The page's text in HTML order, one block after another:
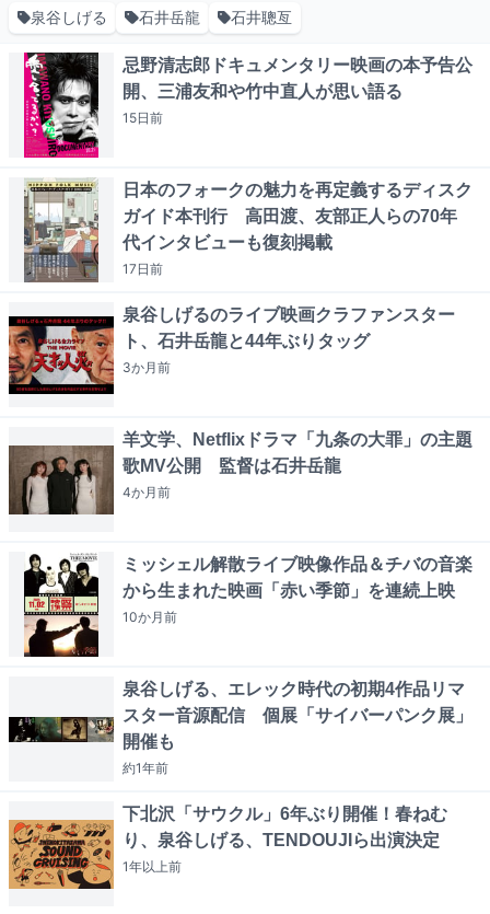
泉谷しげる 石井岳龍 石井聰亙
忌野清志郎ドキュメンタリー映画の本予告公
開、三浦友和や竹中直人が思い語る
15日前
日本のフォークの魅力を再定義するディスク
ガイド本刊行 高田渡、友部正人らの70年
代インタビューも復刻掲載
17日前
泉谷しげるのライブ映画クラファンスター
ト、石井岳龍と44年ぶりタッグ
3か月前
羊文学、Netflixドラマ「九条の大罪」の主題
歌MV公開 監督は石井岳龍
4か月前
ミッシェル解散ライブ映像作品＆チバの音楽
から生まれた映画「赤い季節」を連続上映
10か月前
泉谷しげる、エレック時代の初期4作品リマ
スター音源配信 個展「サイバーパンク展」
開催も
約1年前
下北沢「サウクル」6年ぶり開催！春ねむ
り、泉谷しげる、TENDOUJIら出演決定
1年以上前